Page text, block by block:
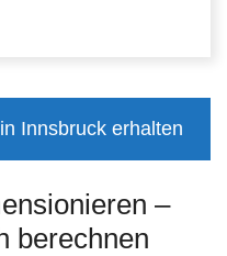
Innsbruck erhalten
–
berechnen